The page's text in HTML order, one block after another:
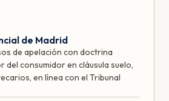
de Madrid
de apelación con doctrina
del consumidor en cláusula suelo,
en línea con el Tribunal